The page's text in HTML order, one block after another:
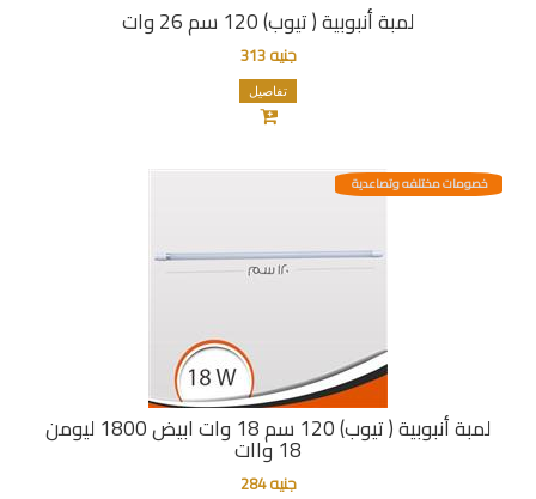
لمبة أنبوبية ( تيوب) 120 سم 26 وات
جنيه 313
تفاصيل
لمبة أنبوبية ( تيوب) 120 سم 18 وات ابيض 1800 ليومن
18 واات
خصومات مختلفه وتصاعدية
جنيه 284